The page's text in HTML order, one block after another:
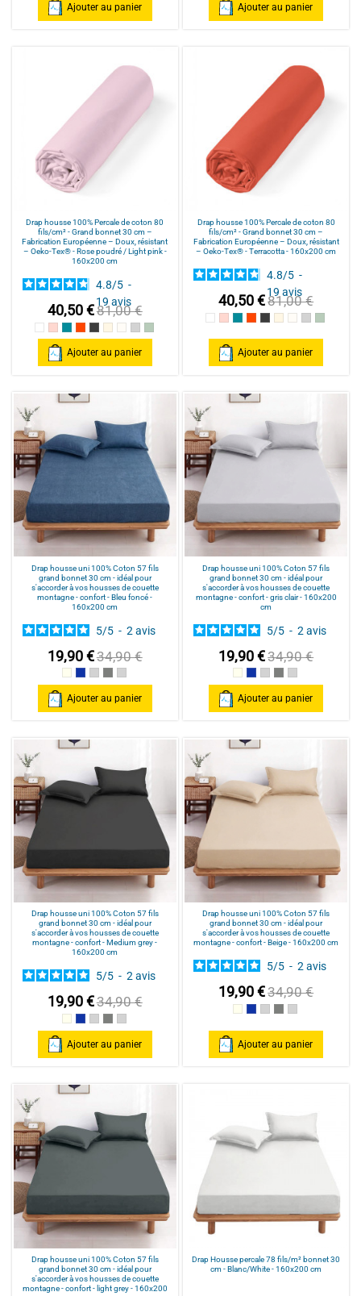
Ajouter au panier
Ajouter au panier
Drap housse 100% Percale de coton 80
fils/cm² - Grand bonnet 30 cm –
Fabrication Européenne – Doux, résistant
– Oeko-Tex® - Rose poudré / Light pink -
160x200 cm
4.8/5 -
19 avis
40,50 €81,00 €
BlancRose poudré / Light pink
Bleu Canard
Terracotta
Anthracite
MasticNaturel
gris clair
celadon
Ajouter au panier
Drap housse 100% Percale de coton 80
fils/cm² - Grand bonnet 30 cm –
Fabrication Européenne – Doux, résistant
– Oeko-Tex® - Terracotta - 160x200 cm
4.8/5 -
19avis
40,50 €81,00 €
BlancRose poudré / Light pink
Bleu Canard
Terracotta
Anthracite
MasticNaturel
gris clair
celadon
Ajouter au panier
Drap housse uni 100% Coton 57 fils
grand bonnet 30 cm - idéal pour
s'accorder à vos housses de couette
montagne - confort - Bleu foncé -
160x200 cm
5/5 - 2 avis
19,90 €34,90 €
BeigeBleu foncé
gris clair
Medium grey
light grey
Ajouter au panier
Drap housse uni 100% Coton 57 fils
grand bonnet 30 cm - idéal pour
s'accorder à vos housses de couette
montagne - confort - gris clair - 160x200
cm
5/5 - 2avis
19,90 €34,90 €
BeigeBleu foncé
gris clair
Medium grey
light grey
Ajouter au panier
Drap housse uni 100% Coton 57 fils
grand bonnet 30 cm - idéal pour
s'accorder à vos housses de couette
montagne - confort - Medium grey -
160x200 cm
5/5 - 2avis
19,90 €34,90 €
BeigeBleu foncé
gris clair
Medium grey
light grey
Ajouter au panier
Drap housse uni 100% Coton 57 fils
grand bonnet 30 cm - idéal pour
s'accorder à vos housses de couette
montagne - confort - Beige - 160x200 cm
5/5 - 2avis
19,90 €34,90 €
BeigeBleu foncé
gris clair
Medium grey
light grey
Ajouter au panier
Drap housse uni 100% Coton 57 fils
grand bonnet 30 cm - idéal pour
s'accorder à vos housses de couette
montagne - confort - light grey - 160x200
Drap Housse percale 78 fils/m² bonnet 30
cm - Blanc/White - 160x200 cm